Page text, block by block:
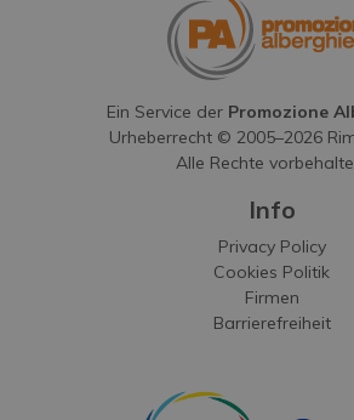
Ein Service der Promozione
Urheberrecht © 2005–2026
Alle Rechte
Info
Privacy Policy
Cookies Politik
Firmen
Barrierefreiheit